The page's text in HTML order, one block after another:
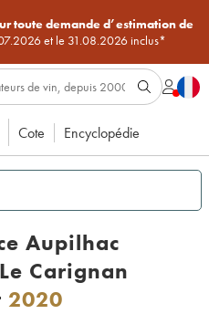
toute demande d’estimation de
et le 31.08.2026 inclus*
Cote Encyclopédie
Aupilhac
Carignan
2020